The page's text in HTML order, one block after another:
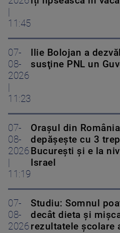
11:45
07-
08-
2026
11:23
Ilie Bolojan a
susţine PNL un
07-
08-
2026
11:19
Orașul din
depășește cu 3
București și e la
Israel
07-
08-
2026
Studiu: Somnul
decât dieta și
rezultatele școlare